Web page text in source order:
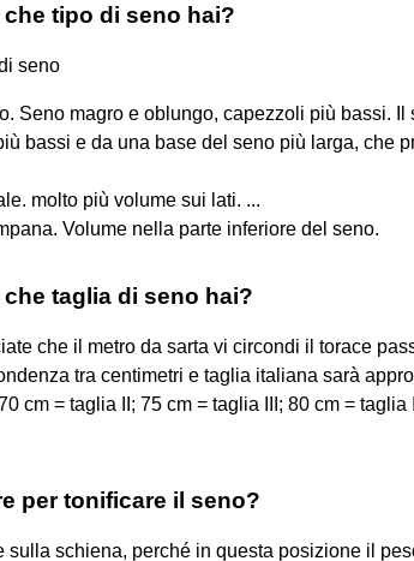
tipo di seno hai?
seno
Seno magro e oblungo, capezzoli più bassi. Il
bassi e da una base del seno più larga, che
molto più volume sui lati. ...
Volume nella parte inferiore del seno.
taglia di seno hai?
che il metro da sarta vi circondi il torace
tra centimetri e taglia italiana sarà
cm = taglia II; 75 cm = taglia III; 80 cm =
per tonificare il seno?
sulla schiena, perché in questa posizione il